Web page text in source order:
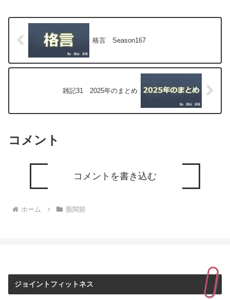
格言 Season167
雑記31 2025年のまとめ
コメント
コメントを書き込む
ホーム 股関節
ジョイントフィットネス